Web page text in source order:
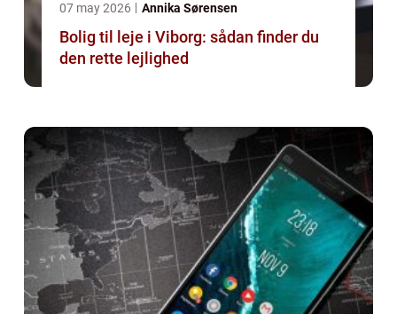
07 may 2026 Annika Sørensen
Bolig til leje i Viborg: sådan finder du
den rette lejlighed